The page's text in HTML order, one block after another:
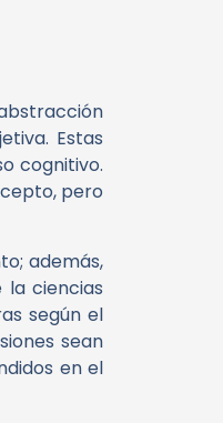
Estas
cognitivo.
pero
además,
ciencias
según el
sean
en el